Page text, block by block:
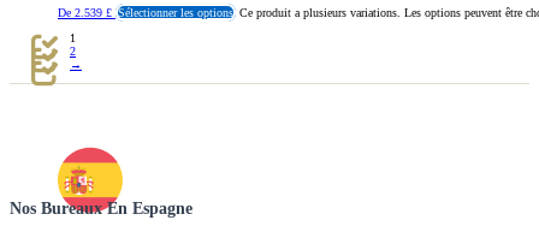
De 2.539 £ Sélectionner les options Ce produit a plusieurs variations. Les options peuvent être
1
2
→
Nos Bureaux En Espagne